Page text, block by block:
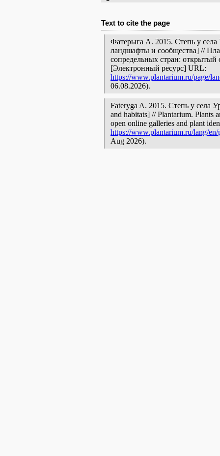
Text to cite the page
Фатерыга А. 2015. Степь у села
ландшафты и сообщества] //
сопредельных стран: открытый
[Электронный ресурс] URL:
https://www.plantarium.ru/page/
06.08.2026).
Fateryga A. 2015. Степь у села
and habitats] // Plantarium. Plants
open online galleries and plant
https://www.plantarium.ru/lang/
Aug 2026).